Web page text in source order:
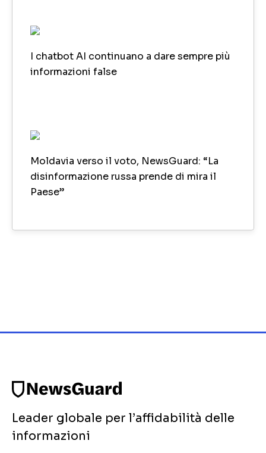
I chatbot AI continuano a dare sempre più
informazioni false
Moldavia verso il voto, NewsGuard: “La
disinformazione russa prende di mira il
Paese”
Leader globale per l’affidabilità delle
informazioni